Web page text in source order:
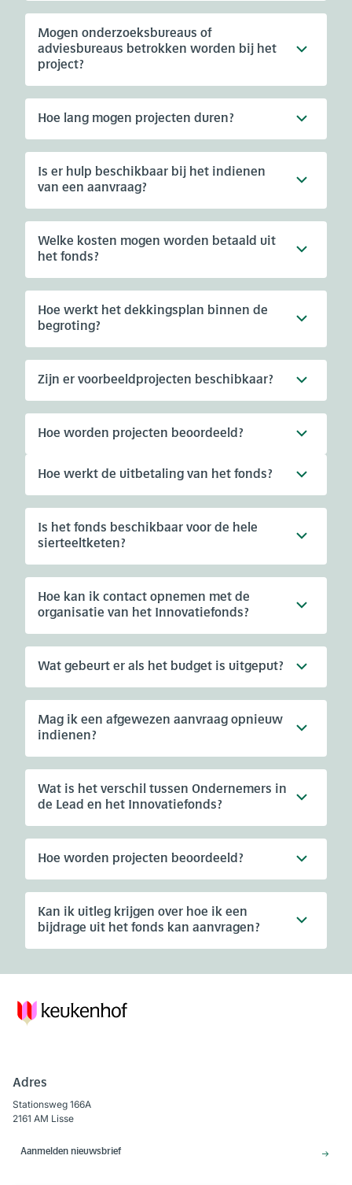
Mogen onderzoeksbureaus of
adviesbureaus betrokken worden bij het
project?
Hoe lang mogen projecten duren?
Is er hulp beschikbaar bij het indienen
van een aanvraag?
Welke kosten mogen worden betaald uit
het fonds?
Hoe werkt het dekkingsplan binnen de
begroting?
Zijn er voorbeeldprojecten beschibkaar?
Hoe worden projecten beoordeeld?
Hoe werkt de uitbetaling van het fonds?
Is het fonds beschikbaar voor de hele
sierteeltketen?
Hoe kan ik contact opnemen met de
organisatie van het Innovatiefonds?
Wat gebeurt er als het budget is uitgeput?
Mag ik een afgewezen aanvraag opnieuw
indienen?
Wat is het verschil tussen Ondernemers in
de Lead en het Innovatiefonds?
Hoe worden projecten beoordeeld?
Kan ik uitleg krijgen over hoe ik een
bijdrage uit het fonds kan aanvragen?
Adres
Stationsweg 166A
2161 AM Lisse
Aanmelden nieuwsbrief